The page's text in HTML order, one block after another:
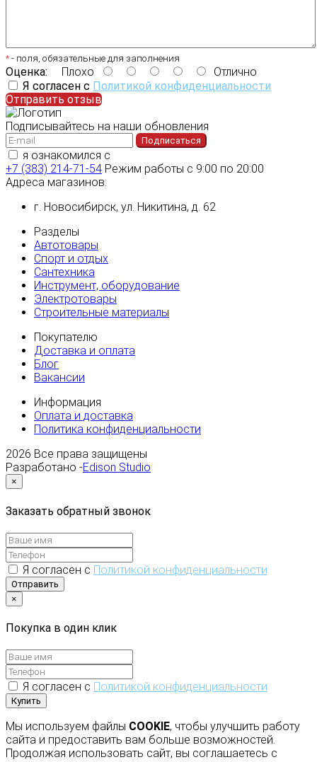
* - поля, обязательные для заполнения
Оценка: Плохо
Отлично
Я согласен с Политикой конфиденциальности
Отправить отзыв
Подписывайтесь на наши обновления
Подписаться
я ознакомился с
+7 (383) 214-71-54 Режим работы с 9:00 по 20:00
Адреса магазинов:
г. Новосибирск, ул. Никитина, д. 62
Разделы
Автотовары
Спорт и отдых
Сантехника
Инструмент, оборудование
Электротовары
Строительные материалы
Покупателю
Доставка и оплата
Блог
Вакансии
Информация
Оплата и доставка
Политика конфиденциальности
2026 Все права защищены
Разработано -Edison Studio
×
Заказать обратный звонок
Я согласен с Политикой конфиденциальности
Отправить
×
Покупка в один клик
Я согласен с Политикой конфиденциальности
Купить
Мы используем файлы COOKIE, чтобы улучшить работу
сайта и предоставить вам больше возможностей.
Продолжая использовать сайт, вы соглашаетесь с